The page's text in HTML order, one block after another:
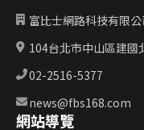
富比士網路科技有限公
104台北市中山區建國
02-2516-5377
news@fbs168.com
網站導覽